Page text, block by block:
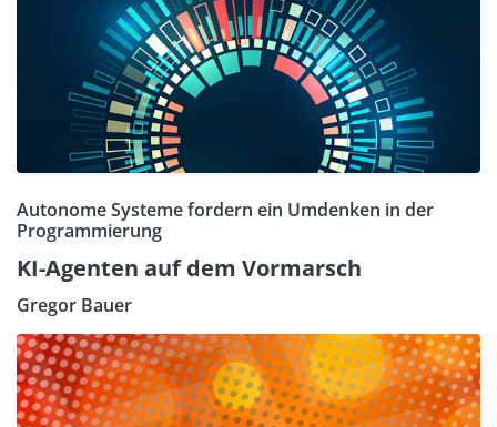
Autonome Systeme fordern ein Umdenken in der
Programmierung
KI-Agenten auf dem Vormarsch
Gregor Bauer